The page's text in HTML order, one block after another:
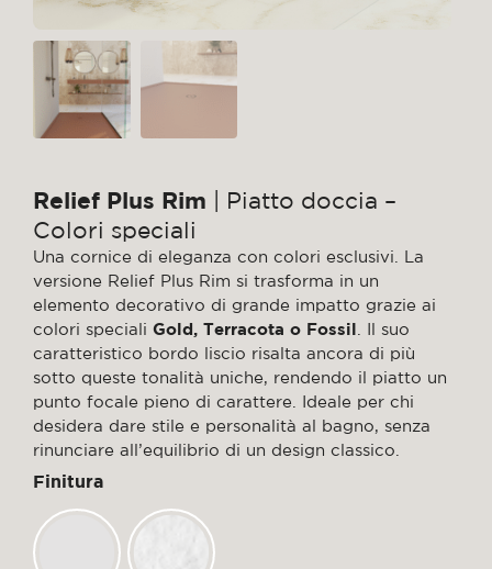
Relief Plus Rim | Piatto doccia –
Colori speciali
Una cornice di eleganza con colori esclusivi. La
versione Relief Plus Rim si trasforma in un
elemento decorativo di grande impatto grazie ai
colori speciali Gold, Terracota o Fossil . Il suo
caratteristico bordo liscio risalta ancora di più
sotto queste tonalità uniche, rendendo il piatto un
punto focale pieno di carattere. Ideale per chi
desidera dare stile e personalità al bagno, senza
rinunciare all’equilibrio di un design classico.
Finitura